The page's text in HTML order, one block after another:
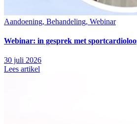
Aandoening, Behandeling, Webinar
Webinar: in gesprek met
30 juli 2026
Lees artikel